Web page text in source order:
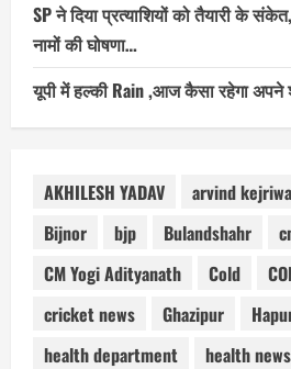
SP ने दिया प्रत्याशियों को तैयारी के
नामों की घोषणा…
यूपी में हल्की Rain ,आज कैसा रहेगा अपने
AKHILESH YADAV arvind
Bijnor
bjp Bulandshahr
CM Yogi Adityanath
Cold
cricket news
Ghazipur
health department
health news